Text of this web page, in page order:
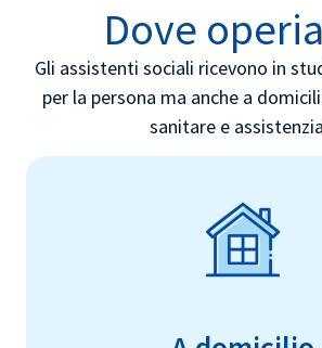
Dove
Gli assistenti sociali ricevono in
per la persona ma anche a
sanitare e